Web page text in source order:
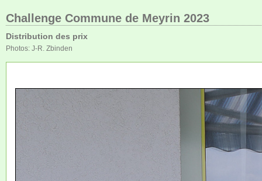
Challenge Commune de Meyrin 2023
Distribution des prix
Photos: J-R. Zbinden